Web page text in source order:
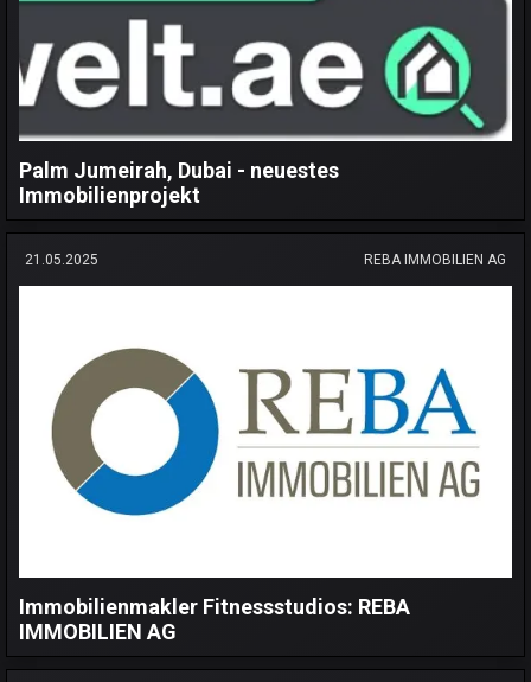
Palm Jumeirah, Dubai - neuestes
Immobilienprojekt
21.05.2025 REBA IMMOBILIEN AG
Immobilienmakler Fitnessstudios: REBA
IMMOBILIEN AG